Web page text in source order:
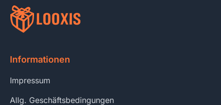
Informationen
Impressum
Allg. Geschäftsbedingungen